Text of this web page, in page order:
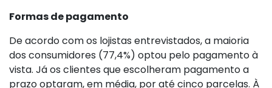
Formas de pagamento
De acordo com os lojistas entrevistados, a maioria
dos consumidores (77,4%) optou pelo pagamento à
vista. Já os clientes que escolheram pagamento a
prazo optaram, em média, por até cinco parcelas. À